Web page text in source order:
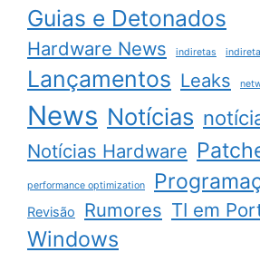
Guias e Detonados
Hardware News indiretas
Lançamentos Leaks
News Notícias
Notícias Hardware
performance optimization
Revisão
Rumores TI em
Windows